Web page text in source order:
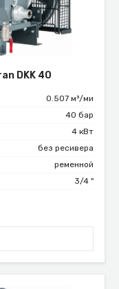
DKK 40
0.507 м³/ми
40 бар
4 кВт
без ресивера
ременной
3/4 "